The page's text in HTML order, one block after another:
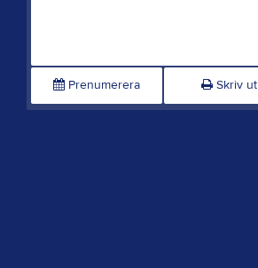
Prenumerera Skriv ut